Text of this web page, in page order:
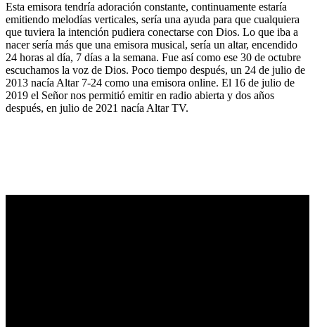
Esta emisora tendría adoración constante, continuamente estaría
emitiendo melodías verticales, sería una ayuda para que cualquiera
que tuviera la intención pudiera conectarse con Dios. Lo que iba a
nacer sería más que una emisora musical, sería un altar, encendido
24 horas al día, 7 días a la semana. Fue así como ese 30 de octubre
escuchamos la voz de Dios. Poco tiempo después, un 24 de julio de
2013 nacía Altar 7-24 como una emisora online. El 16 de julio de
2019 el Señor nos permitió emitir en radio abierta y dos años
después, en julio de 2021 nacía Altar TV.